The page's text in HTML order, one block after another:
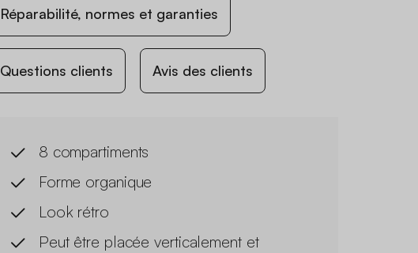
Réparabilité, normes et garanties
Questions clients Avis des clients
8 compartiments
Forme organique
Look rétro
Peut être placée verticalement et